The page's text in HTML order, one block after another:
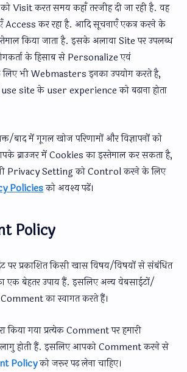
को Visit करत समय कहाँ तरजीह दी जा रही है. वह
Access कर रहा है. आदि सूचनाएँ एकत्र करने के
किया जाता है. इसके अलावा Site पर उपलब्ध
के हिसाब से Personalize एवं
भी Webmasters इनका उपयोग करते है,
site के user experience को बढ़ाना होता
बाद में गूगल खोज परिणामों और विज्ञापनों को
ब्राउजर में Cookies का इस्तेमाल कर सकता है,
Privacy Setting को Control करने के लिए
Policiesको अवश्य पढें।
Policy
प्रकाशित किसी खास विषय/विषयों से संबंधित
बेहतर उपाय हैं. इसलिए अन्य वेबसाईटों/
Comment का स्वागत करते हैं।
गया प्रत्येक Comment पर हमारी
होती हैं. इसलिए आपको Comment करने से
Policyको जरूर पढ़ लेना चाहिए।